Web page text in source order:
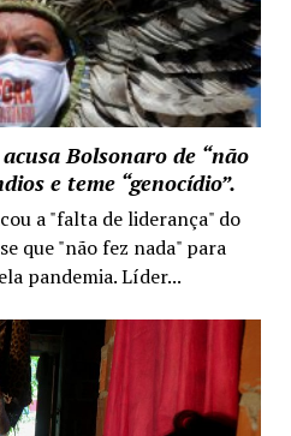
Bolsonaro de “não
e teme “genocídio”.
a "falta de liderança" do
que "não fez nada" para
pandemia. Líder...